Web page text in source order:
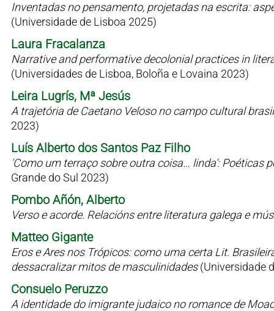
Inventadas no pensamento, projetadas na escrita:
(Universidade de Lisboa 2025)
Laura Fracalanza
Narrative and performative decolonial practices in
(Universidades de Lisboa, Boloña e Lovaina 2023)
Leira Lugrís, Mª Jesús
A trajetória de Caetano Veloso no campo cultural
2023)
Luís Alberto dos Santos Paz Filho
'Como um terraço sobre outra coisa… linda': Poéticas
Grande do Sul 2023)
Pombo Añón, Alberto
Verso e acorde. Relacións entre literatura galega e
Matteo Gigante
Eros e Ares nos Trópicos: como uma certa Lit.
dessacralizar mitos de masculinidades(Universidade
Consuelo Peruzzo
A identidade do imigrante judaico no romance de